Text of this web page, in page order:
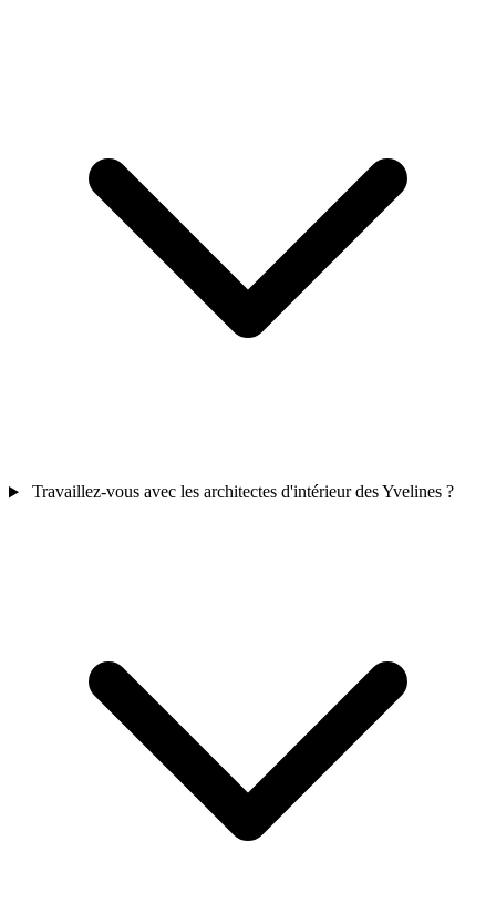
Travaillez-vous avec les architectes d'intérieur des Yvelines ?